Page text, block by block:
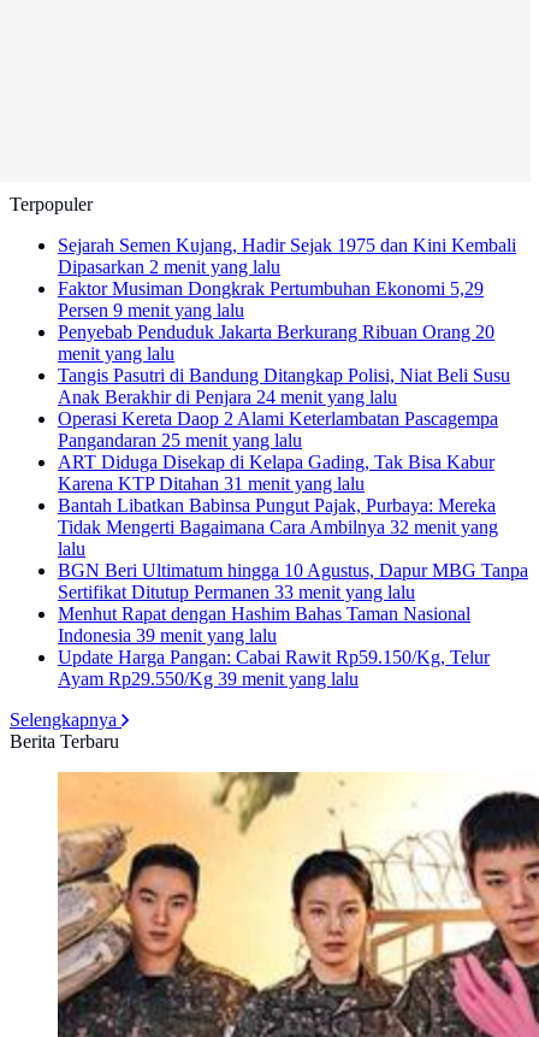
Terpopuler
Sejarah Semen Kujang, Hadir Sejak 1975 dan Kini Kembali
Dipasarkan 2 menit yang lalu
Faktor Musiman Dongkrak Pertumbuhan Ekonomi 5,29
Persen 9 menit yang lalu
Penyebab Penduduk Jakarta Berkurang Ribuan Orang 20
menit yang lalu
Tangis Pasutri di Bandung Ditangkap Polisi, Niat Beli Susu
Anak Berakhir di Penjara 24 menit yang lalu
Operasi Kereta Daop 2 Alami Keterlambatan Pascagempa
Pangandaran 25 menit yang lalu
ART Diduga Disekap di Kelapa Gading, Tak Bisa Kabur
Karena KTP Ditahan 31 menit yang lalu
Bantah Libatkan Babinsa Pungut Pajak, Purbaya: Mereka
Tidak Mengerti Bagaimana Cara Ambilnya 32 menit yang
lalu
BGN Beri Ultimatum hingga 10 Agustus, Dapur MBG Tanpa
Sertifikat Ditutup Permanen 33 menit yang lalu
Menhut Rapat dengan Hashim Bahas Taman Nasional
Indonesia 39 menit yang lalu
Update Harga Pangan: Cabai Rawit Rp59.150/Kg, Telur
Ayam Rp29.550/Kg 39 menit yang lalu
Selengkapnya
Berita Terbaru